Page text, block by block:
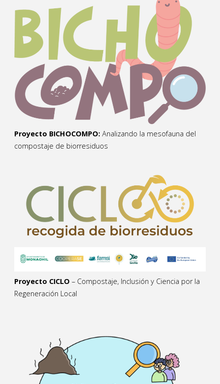
Proyecto BICHOCOMPO: Analizando la mesofauna del
compostaje de biorresiduos
Proyecto CICLO – Compostaje, Inclusión y Ciencia por la
Regeneración Local